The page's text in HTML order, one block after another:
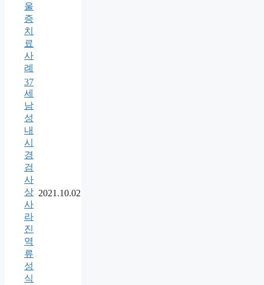
울
증
치
료
사
례
37
세
남
성
내
시
경
검
사
상
사
라
진
역
류
성
식
2021.10.02